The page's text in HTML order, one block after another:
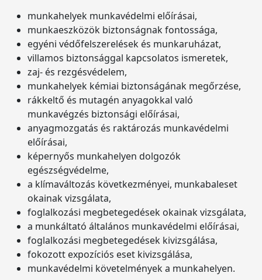
munkahelyek munkavédelmi előírásai,
munkaeszközök biztonságnak fontossága,
egyéni védőfelszerelések és munkaruházat,
villamos biztonsággal kapcsolatos ismeretek,
zaj- és rezgésvédelem,
munkahelyek kémiai biztonságának megőrzése,
rákkeltő és mutagén anyagokkal való
munkavégzés biztonsági előírásai,
anyagmozgatás és raktározás munkavédelmi
előírásai,
képernyős munkahelyen dolgozók
egészségvédelme,
a klímaváltozás következményei, munkabaleset
okainak vizsgálata,
foglalkozási megbetegedések okainak vizsgálata,
a munkáltató általános munkavédelmi előírásai,
foglalkozási megbetegedések kivizsgálása,
fokozott expozíciós eset kivizsgálása,
munkavédelmi követelmények a munkahelyen.